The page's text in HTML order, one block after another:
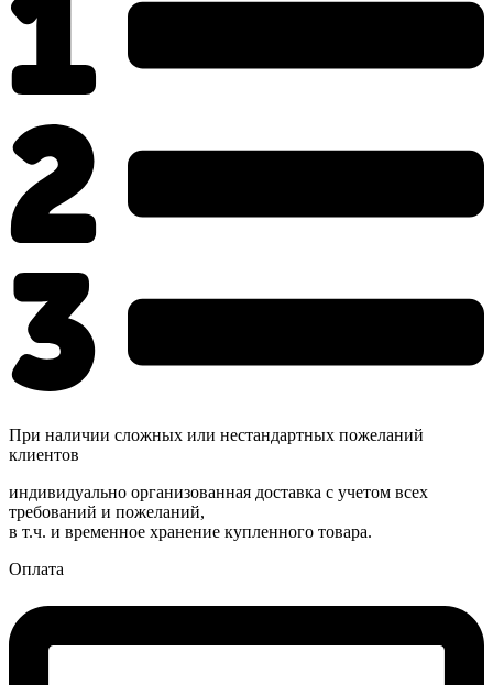
При наличии сложных или нестандартных пожеланий
клиентов
индивидуально организованная доставка с учетом всех
требований и пожеланий,
в т.ч. и временное хранение купленного товара.
Оплата